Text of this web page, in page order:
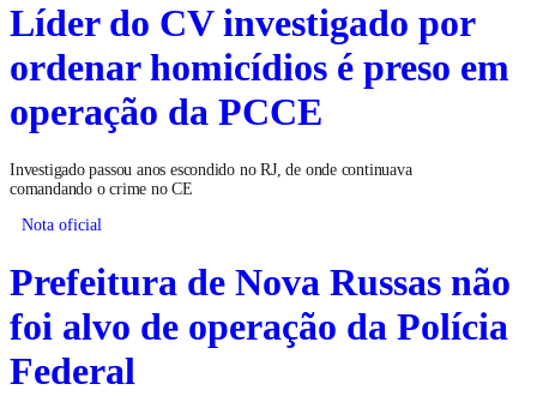
Líder do CV investigado por
ordenar homicídios é preso em
operação da PCCE
Investigado passou anos escondido no RJ, de onde continuava
comandando o crime no CE
Nota oficial
Prefeitura de Nova Russas não
foi alvo de operação da Polícia
Federal